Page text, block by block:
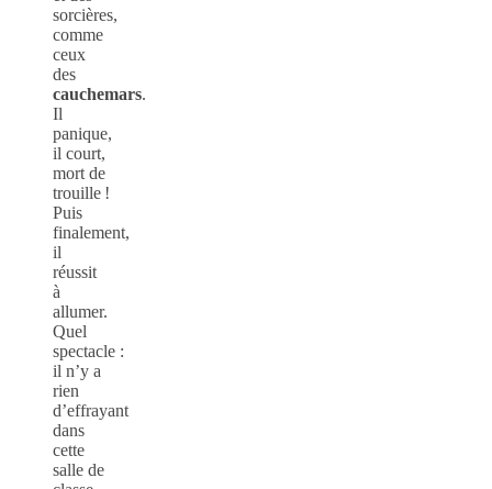
sorcières,
comme
ceux
des
cauchemars.
Il
panique,
il court,
mort de
trouille !
Puis
finalement,
il
réussit
à
allumer.
Quel
spectacle :
il n’y a
rien
d’effrayant
dans
cette
salle de